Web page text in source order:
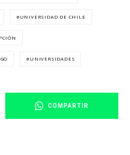
UNIVERSIDAD DE CHILE
UNIVERSIDADES
COMPARTIR